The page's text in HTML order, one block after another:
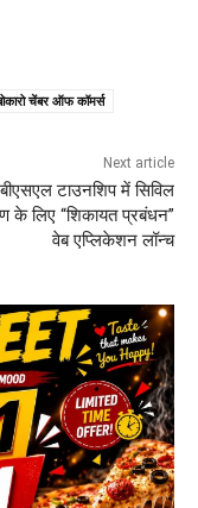
चेंबर ऑफ कॉमर्स
Next article
बीएसएल टाउनशिप में सिविल
के लिए “शिकायत प्रबंधन”
वेब एप्लिकेशन लॉन्च